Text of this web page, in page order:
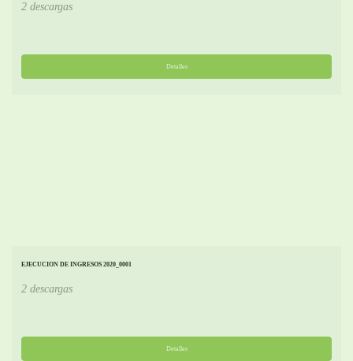
2 descargas
Detalles
EJECUCION DE INGRESOS 2020_0001
2 descargas
Detalles